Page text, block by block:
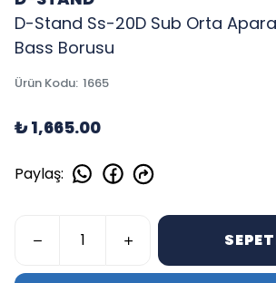
D-Stand Ss-20D Sub Orta
Bass Borusu
Ürün Kodu: 1665
₺ 1,665.00
Paylaş: